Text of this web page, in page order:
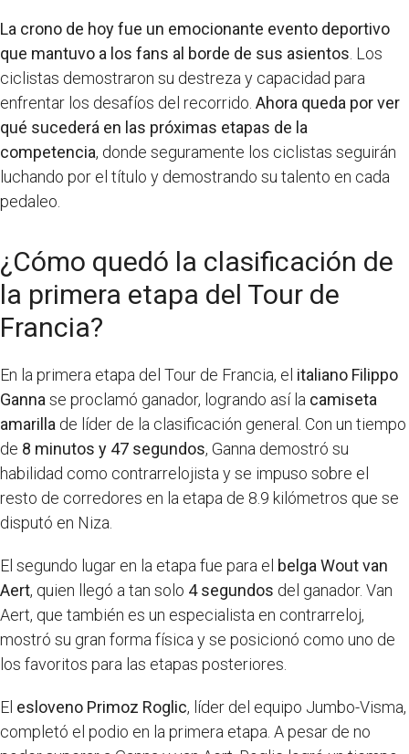
La crono de hoy fue un emocionante evento deportivo
que mantuvo a los fans al borde de sus asientos . Los
ciclistas demostraron su destreza y capacidad para
enfrentar los desafíos del recorrido. Ahora queda por ver
qué sucederá en las próximas etapas de la
competencia, donde seguramente los ciclistas seguirán
luchando por el título y demostrando su talento en cada
pedaleo.
¿Cómo quedó la clasificación de
la primera etapa del Tour de
Francia?
En la primera etapa del Tour de Francia, el italiano Filippo
Ganna se proclamó ganador, logrando así la camiseta
amarilla de líder de la clasificación general. Con un tiempo
de 8 minutos y 47 segundos, Ganna demostró su
habilidad como contrarrelojista y se impuso sobre el
resto de corredores en la etapa de 8.9 kilómetros que se
disputó en Niza.
El segundo lugar en la etapa fue para el belga Wout van
Aert, quien llegó a tan solo 4 segundos del ganador. Van
Aert, que también es un especialista en contrarreloj,
mostró su gran forma física y se posicionó como uno de
los favoritos para las etapas posteriores.
El esloveno Primoz Roglic, líder del equipo Jumbo-Visma,
completó el podio en la primera etapa. A pesar de no